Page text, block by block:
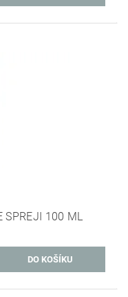
SPREJI 100 ML